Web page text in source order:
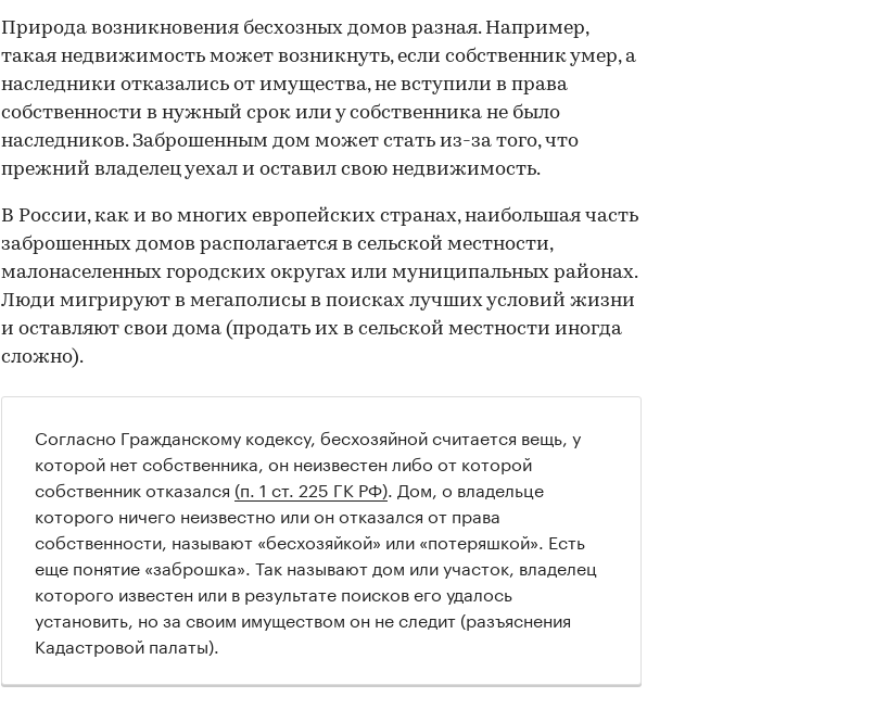
Природа возникновения бесхозных домов разная. Например,
такая недвижимость может возникнуть, если собственник умер, а
наследники отказались от имущества, не вступили в права
собственности в нужный срок или у собственника не было
наследников. Заброшенным дом может стать из-за того, что
прежний владелец уехал и оставил свою недвижимость.
В России, как и во многих европейских странах, наибольшая часть
заброшенных домов располагается в сельской местности,
малонаселенных городских округах или муниципальных районах.
Люди мигрируют в мегаполисы в поисках лучших условий жизни
и оставляют свои дома (продать их в сельской местности иногда
сложно).
Согласно Гражданскому кодексу, бесхозяйной считается вещь, у
которой нет собственника, он неизвестен либо от которой
собственник отказался (п. 1 ст. 225 ГК РФ) . Дом, о владельце
которого ничего неизвестно или он отказался от права
собственности, называют «бесхозяйкой» или «потеряшкой». Есть
еще понятие «заброшка». Так называют дом или участок, владелец
которого известен или в результате поисков его удалось
установить, но за своим имуществом он не следит (разъяснения
Кадастровой палаты).